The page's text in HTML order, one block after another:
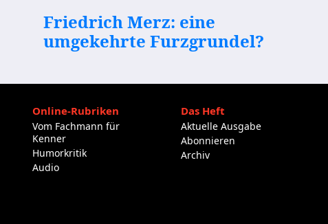
Friedrich Merz: eine
umgekehrte Furzgrundel?
Online-Rubriken
Vom Fachmann für
Kenner
Humorkritik
Audio
Das Heft
Aktuelle Ausgabe
Abonnieren
Archiv